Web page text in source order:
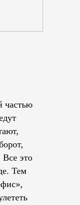
частью
Все это
Тем